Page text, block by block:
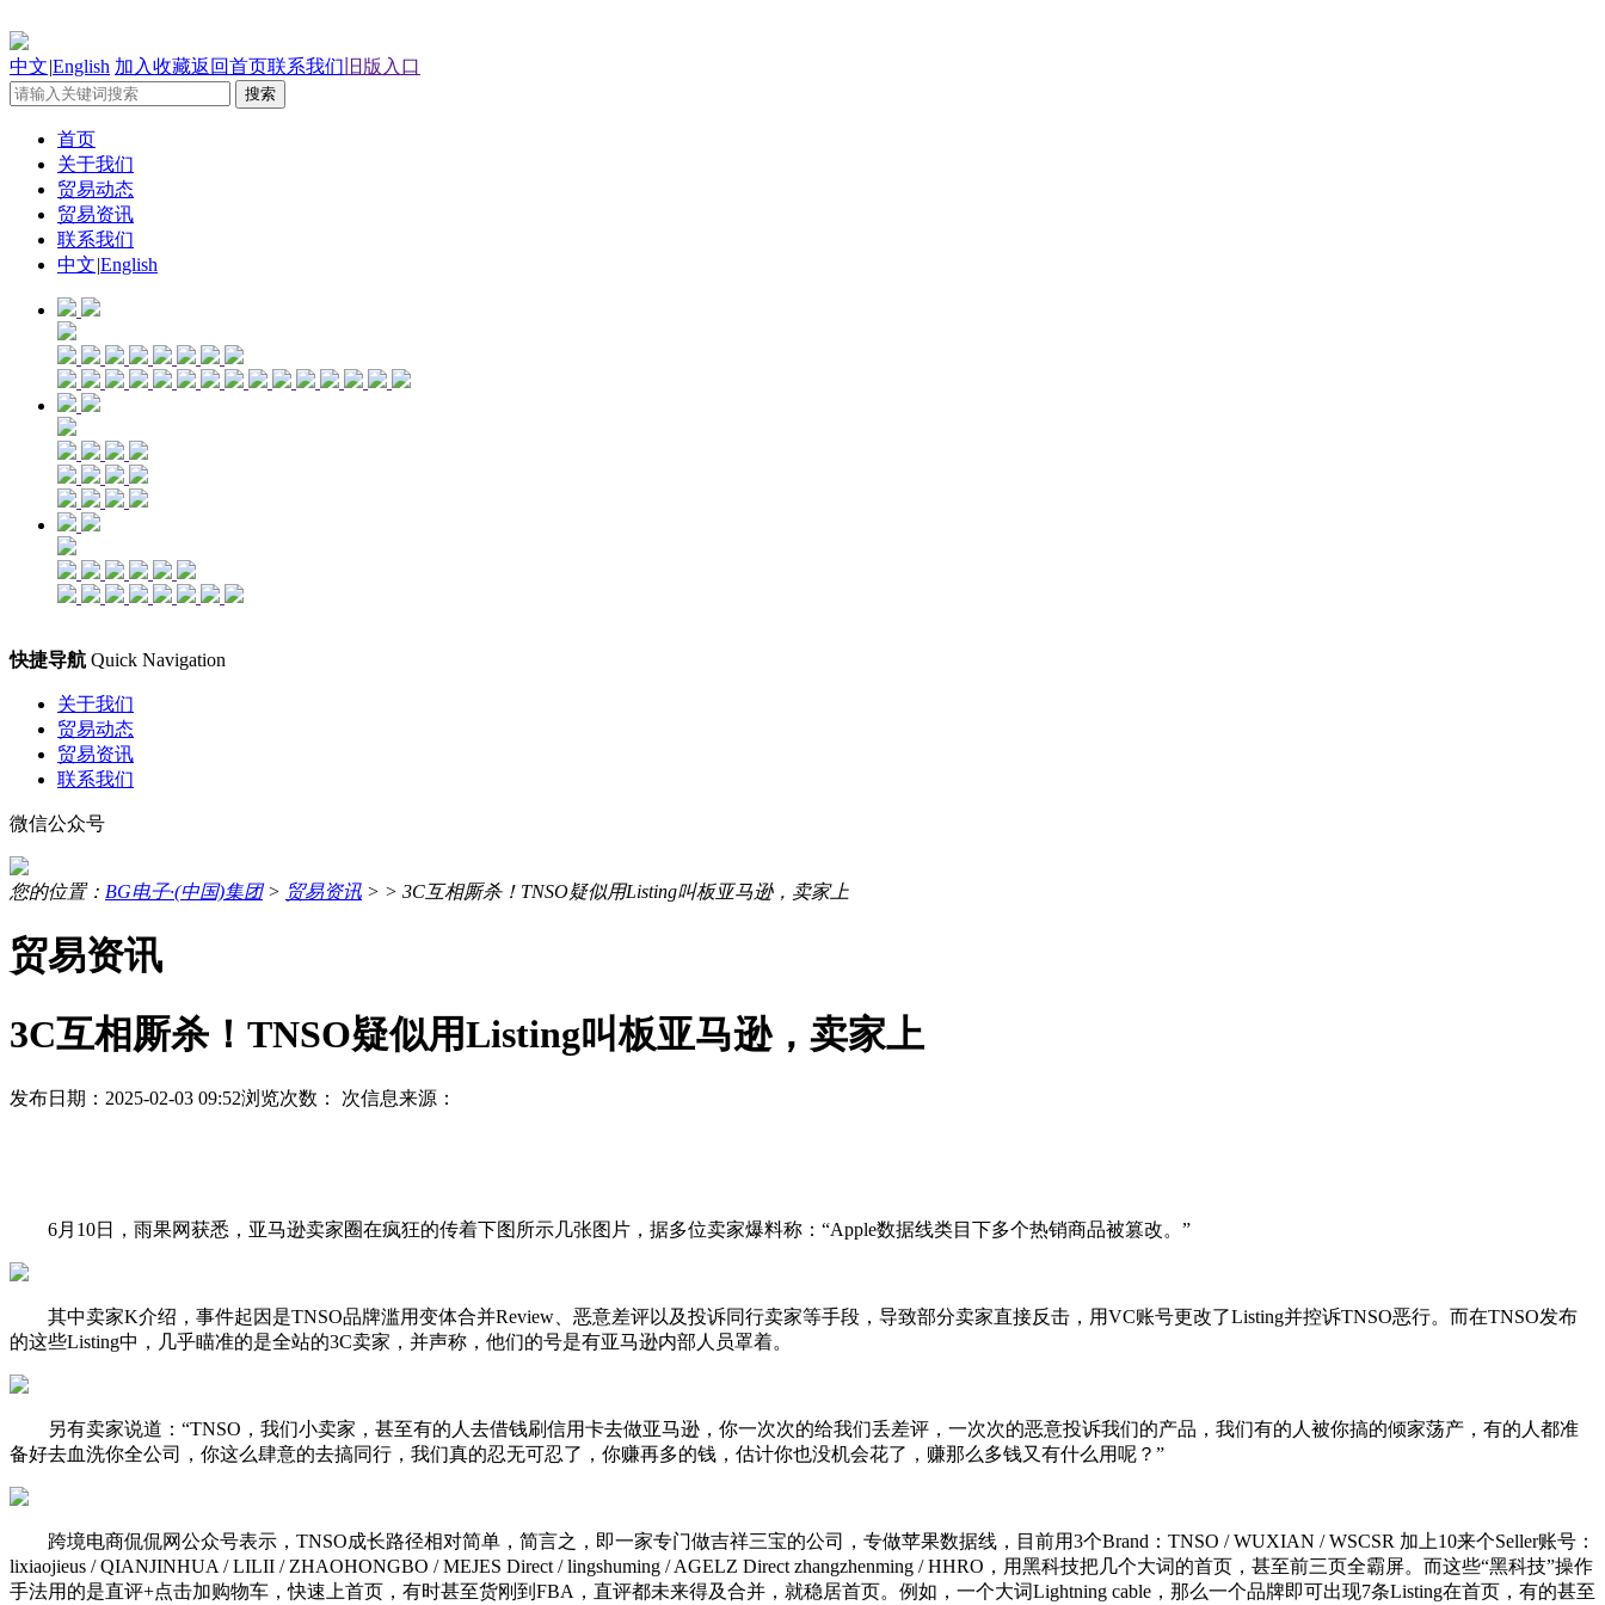
中文|English 加入收藏返回首页联系我们 旧版入口
首页
关于我们
贸易动态
贸易资讯
联系我们
中文|English
快捷导航 Quick Navigation
关于我们
贸易动态
贸易资讯
联系我们
微信公众号
您的位置： BG电子·(中国)集团> 贸易资讯 > > 3C互相厮杀！TNSO疑似用Listing叫板亚马逊，卖家上
贸易资讯
3C互相厮杀！TNSO疑似用Listing叫板亚马逊，卖家上
发布日期：2025-02-03 09:52浏览次数： 次信息来源：
6月10日，雨果网获悉，亚马逊卖家圈在疯狂的传着下图所示几张图片，据多位卖家爆料称：“Apple数据线类目下多个热销商品被篡改。”
其中卖家K介绍，事件起因是TNSO品牌滥用变体合并Review、恶意差评以及投诉同行卖家等手段，导致部分卖家直接反击，用VC账号更改了Listing并控诉TNSO恶行。而在TNSO发布
的这些Listing中，几乎瞄准的是全站的3C卖家，并声称，他们的号是有亚马逊内部人员罩着。
另有卖家说道：“TNSO，我们小卖家，甚至有的人去借钱刷信用卡去做亚马逊，你一次次的给我们丢差评，一次次的恶意投诉我们的产品，我们有的人被你搞的倾家荡产，有的人都准
备好去血洗你全公司，你这么肆意的去搞同行，我们真的忍无可忍了，你赚再多的钱，估计你也没机会花了，赚那么多钱又有什么用呢？”
跨境电商侃侃网公众号表示，TNSO成长路径相对简单，简言之，即一家专门做吉祥三宝的公司，专做苹果数据线，目前用3个Brand：TNSO / WUXIAN / WSCSR 加上10来个Seller账号：
lixiaojieus / QIANJINHUA / LILII / ZHAOHONGBO / MEJES Direct / lingshuming / AGELZ Direct zhangzhenming / HHRO，用黑科技把几个大词的首页，甚至前三页全霸屏。而这些“黑科技”操作
手法用的是直评+点击加购物车，快速上首页，有时甚至货刚到FBA，直评都未来得及合并，就稳居首页。例如，一个大词Lightning cable，那么一个品牌即可出现7条Listing在首页，有的甚至